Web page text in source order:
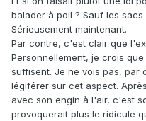
balader à poil ? Sauf les
Sérieusement maintenant.
Par contre, c'est clair que
Personnellement, je crois
suffisent. Je ne vois pas, par
légiférer sur cet aspect.
avec son engin à l'air, c'est
provoquerait plus le ridicule